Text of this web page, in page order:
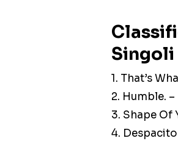
Singoli
1. That’s
2. Humble.
3. Shape Of
4.